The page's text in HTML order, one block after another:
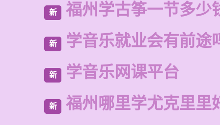
新 福州学古筝一节多少
新 学音乐就业会有前途
新 学音乐网课平台
新 福州哪里学尤克里里